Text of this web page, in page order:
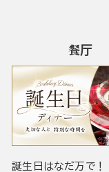
餐厅
誕生日はなだ万で！